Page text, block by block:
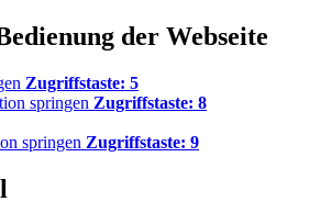
der Webseite
Zugriffstaste: 5
springen Zugriffstaste: 8
springen Zugriffstaste: 9